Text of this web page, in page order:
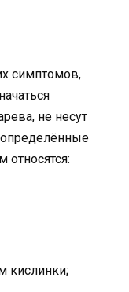
симптомов,
не несут
относятся:
кислинки;